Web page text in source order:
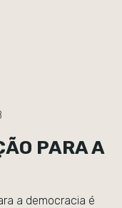
PARA A
a democracia é